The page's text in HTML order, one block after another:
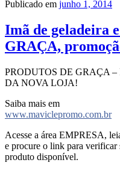
Publicado em junho 1, 2014
Imã de geladeira
GRAÇA,
PRODUTOS DE GRAÇA
DA NOVA LOJA!
Saiba mais em
www.maviclepromo.com.br
Acesse a área EMPRESA,
e procure o link para verificar
produto disponível.